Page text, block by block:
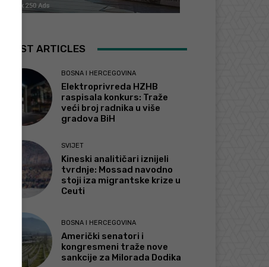
LATEST ARTICLES
BOSNA I HERCEGOVINA
Elektroprivreda HZHB
raspisala konkurs: Traže
veći broj radnika u više
gradova BiH
SVIJET
Kineski analitičari iznijeli
tvrdnje: Mossad navodno
stoji iza migrantske krize u
Ceuti
BOSNA I HERCEGOVINA
Američki senatori i
kongresmeni traže nove
sankcije za Milorada Dodika